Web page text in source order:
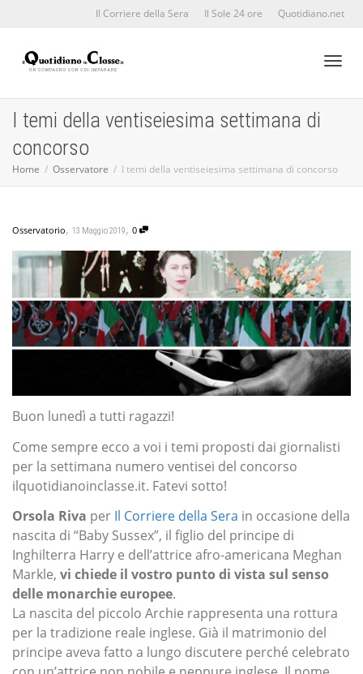
Il Corriere della Sera Il Sole 24 ore Quotidiano.net
I temi della ventiseiesima settimana di
concorso
Home Osservatore I temi della ventiseiesima settimana di concorso
Osservatorio, 13 Maggio 2019, 0
Buon lunedì a tutti ragazzi!
Come sempre ecco a voi i temi proposti dai giornalisti
per la settimana numero ventisei del concorso
ilquotidianoinclasse.it. Fatevi sotto!
Orsola Riva per Il Corriere della Sera in occasione della
nascita di “Baby Sussex”, il figlio del principe di
Inghilterra Harry e dell’attrice afro-americana Meghan
Markle, vi chiede il vostro punto di vista sul senso
delle monarchie europee.
La nascita del piccolo Archie rappresenta una rottura
per la tradizione reale inglese. Già il matrimonio del
principe aveva fatto a lungo discutere perché celebrato